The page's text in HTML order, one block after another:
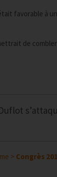
favorable à
de
> Congrès